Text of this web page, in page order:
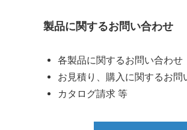
製品に関するお問い合わせ
各製品に関するお問い合わせ
お見積り、購入に関するお問
カタログ請求 等